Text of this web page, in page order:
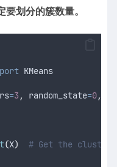
划分的簇数量。
KMeans
=3 , random_state=0,
(X) # Get the